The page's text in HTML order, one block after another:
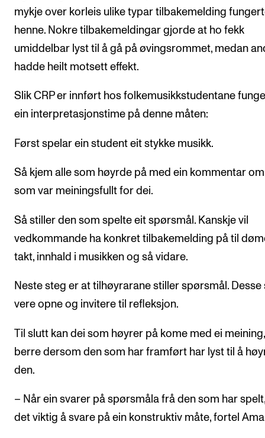
mykje over korleis ulike typar tilbakemelding
henne. Nokre tilbakemeldingar gjorde at ho fekk
umiddelbar lyst til å gå på øvingsrommet, medan
hadde heilt motsett effekt.
Slik CRP er innført hos folkemusikkstudentane
ein interpretasjonstime på denne måten:
Først spelar ein student eit stykke musikk.
Så kjem alle som høyrde på med ein kommentar
som var meiningsfullt for dei.
Så stiller den som spelte eit spørsmål. Kanskje vil
vedkommande ha konkret tilbakemelding på til
takt, innhald i musikken og så vidare.
Neste steg er at tilhøyrarane stiller spørsmål. Desse
vere opne og invitere til refleksjon.
Til slutt kan dei som høyrer på kome med ei
berre dersom den som har framført har lyst til å
den.
– Når ein svarer på spørsmåla frå den som har
det viktig å svare på ein konstruktiv måte, fortel